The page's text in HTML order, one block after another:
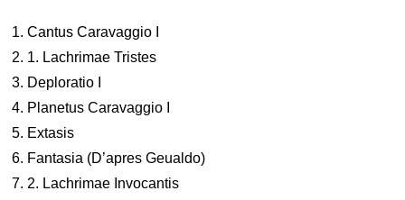
1. Cantus Caravaggio I
2. 1. Lachrimae Tristes
3. Deploratio I
4. Planetus Caravaggio I
5. Extasis
6. Fantasia (D’apres Geualdo)
7. 2. Lachrimae Invocantis